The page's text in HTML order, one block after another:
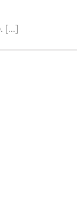
[...]